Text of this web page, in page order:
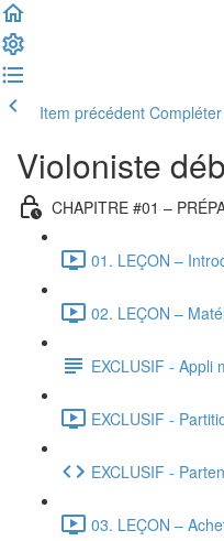
Item précédent
Violoniste
CHAPITRE #01 –
01. LEÇON –
02. LEÇON –
EXCLUSIF - Appli
EXCLUSIF -
EXCLUSIF -
03. LEÇON –